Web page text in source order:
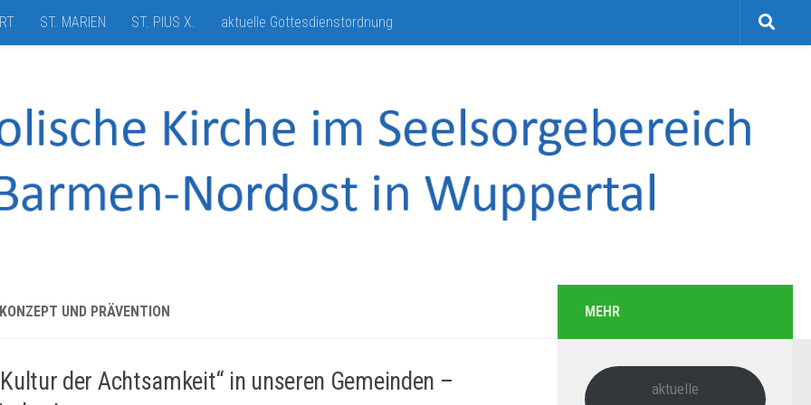
ST. MARIEN ST. PIUS X. aktuelle Gottesdienstordnung
UND PRÄVENTION
der Achtsamkeit“ in unseren Gemeinden –
MEHR
aktuelle